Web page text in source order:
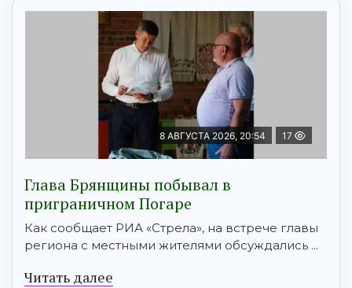
8 АВГУСТА 2026, 20:54 17
Глава Брянщины побывал в
приграничном Погаре
Как сообщает РИА «Стрела», на встрече главы
региона с местными жителями обсуждались ...
Читать далее